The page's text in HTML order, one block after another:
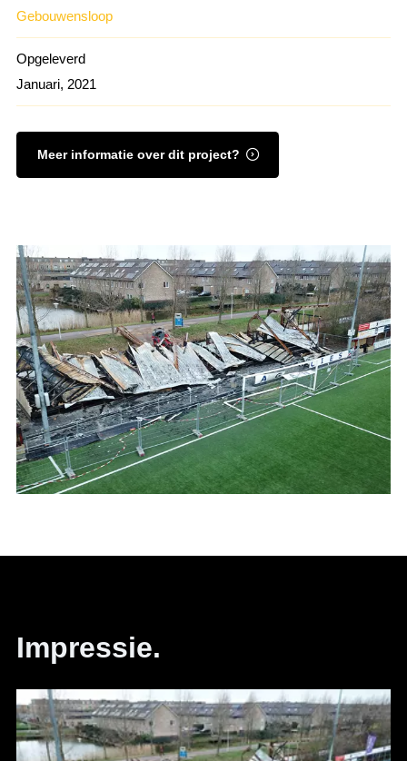
Gebouwensloop
Opgeleverd
Januari, 2021
Meer informatie over dit project?
Impressie.